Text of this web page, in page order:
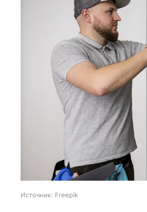
Источник: Freepik